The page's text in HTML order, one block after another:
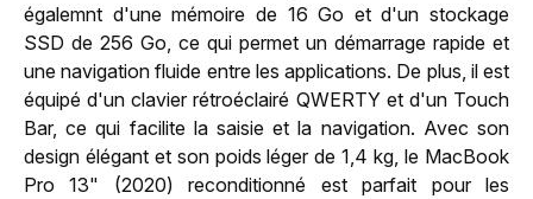
égalemnt d'une mémoire de 16 Go et d'un stockage
SSD de 256 Go, ce qui permet un démarrage rapide et
une navigation fluide entre les applications. De plus, il est
équipé d'un clavier rétroéclairé QWERTY et d'un Touch
Bar, ce qui facilite la saisie et la navigation. Avec son
design élégant et son poids léger de 1,4 kg, le MacBook
Pro 13" (2020) reconditionné est parfait pour les